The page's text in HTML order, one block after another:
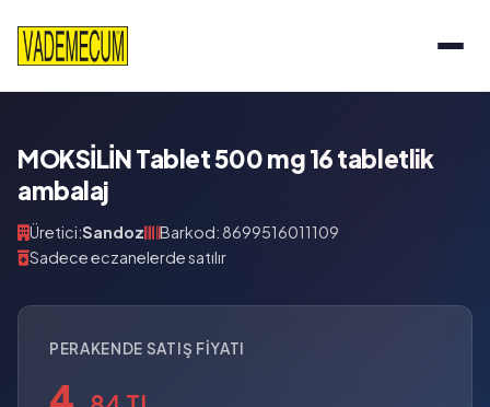
MOKSİLİN Tablet 500 mg 16 tabletlik
ambalaj
Üretici:Sandoz
Barkod: 8699516011109
Sadece eczanelerde satılır
PERAKENDE SATIŞ FIYATI